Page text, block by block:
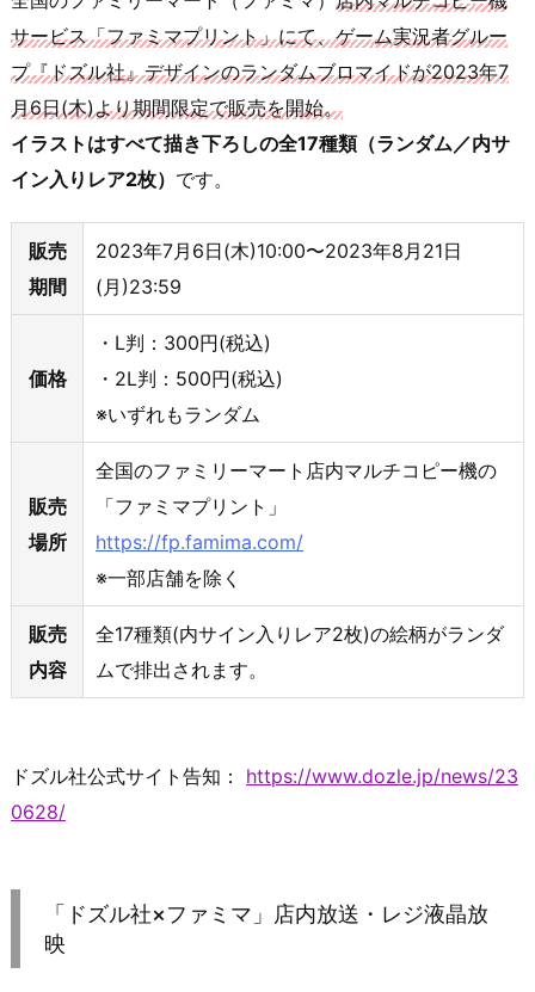
サービス「ファミマプリント」にて、ゲーム実況者グルー
プ『ドズル社』デザインのランダムブロマイドが2023年7
月6日(木)より期間限定で販売を開始。
イラストはすべて描き下ろしの全17種類（ランダム／内サ
イン入りレア2枚） です。
販売
期間
2023年7月6日(木)10:00〜2023年8月21日
(月)23:59
価格
・L判：300円(税込)
・2L判：500円(税込)
※いずれもランダム
販売
場所
全国のファミリーマート店内マルチコピー機の
「ファミマプリント」
https://fp.famima.com/
※一部店舗を除く
販売
内容
全17種類(内サイン入りレア2枚)の絵柄がランダ
ムで排出されます。
ドズル社公式サイト告知：
https://www.dozle.jp/news/23
0628/
「ドズル社×ファミマ」店内放送・レジ液晶放
映